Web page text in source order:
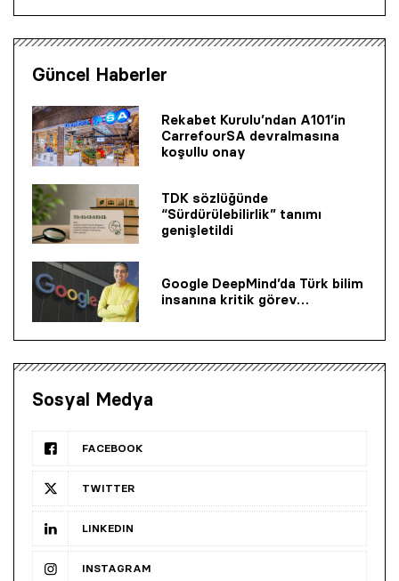
Güncel Haberler
Rekabet Kurulu’ndan A101’in
CarrefourSA devralmasına
koşullu onay
TDK sözlüğünde
“Sürdürülebilirlik” tanımı
genişletildi
Google DeepMind’da Türk bilim
insanına kritik görev…
Sosyal Medya
FACEBOOK
TWITTER
LINKEDIN
INSTAGRAM